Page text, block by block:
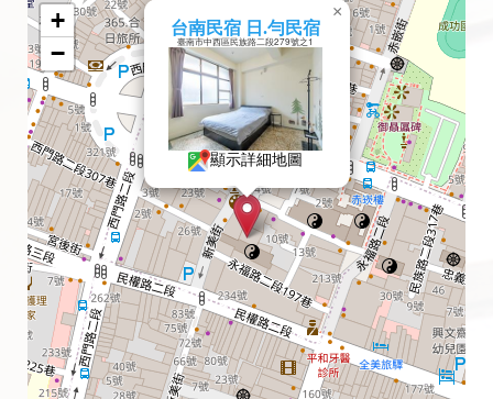
台南民宿 日.勻民宿
臺南市中西區民族路二段279號之1
顯示詳細地圖
×
+
−